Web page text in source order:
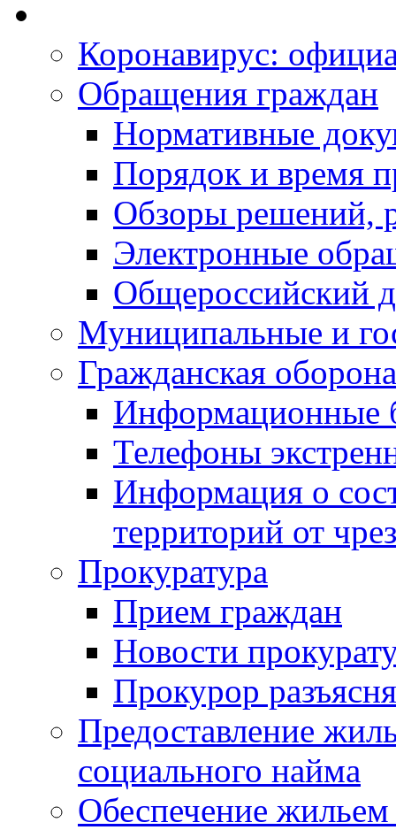
Коронавирус:
Обращения граждан
Нормативные
Порядок и время
Обзоры решений,
Электронные
Общероссийский
Муниципальные и
Гражданская
Информационные
Телефоны
Информация о
территорий от
Прокуратура
Прием граждан
Новости
Прокурор
Предоставление
социального найма
Обеспечение